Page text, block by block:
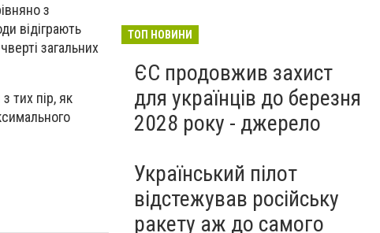
з
відіграють
загальних
тих пір, як
ТОП НОВИНИ
ЄС продовжив захист
для українців до березня
2028 року - джерело
Український пілот
відстежував російську
ракету аж до самого